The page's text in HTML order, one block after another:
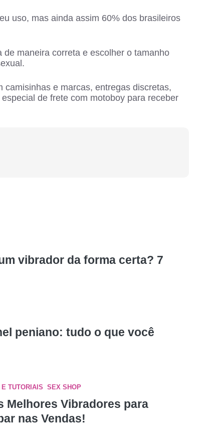
uso, mas ainda assim 60% dos brasileiros
maneira correta e escolher o tamanho
camisinhas e marcas, entregas discretas,
de frete com motoboy para receber
vibrador da forma certa? 7
peniano: tudo o que você
TUTORIAIS SEX SHOP
Melhores Vibradores para
nas Vendas!